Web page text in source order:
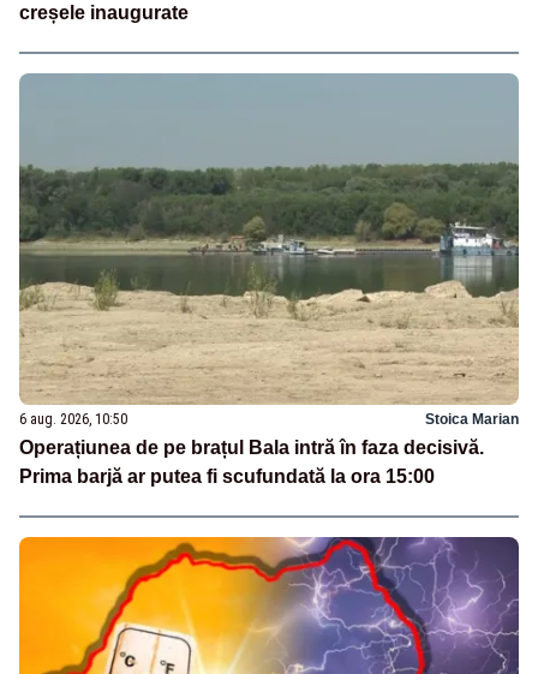
creșele inaugurate
6 aug. 2026, 10:50 Stoica Marian
Operațiunea de pe brațul Bala intră în faza decisivă.
Prima barjă ar putea fi scufundată la ora 15:00